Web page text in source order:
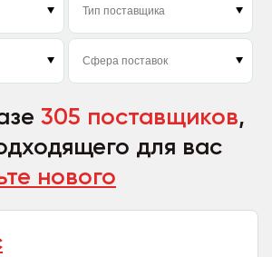
305 поставщиков,
для вас
нового